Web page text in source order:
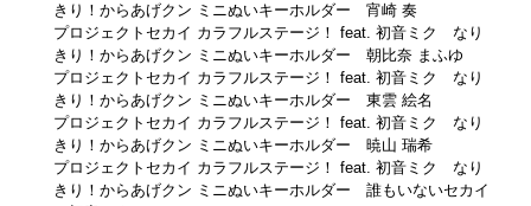
きり！からあげクン ミニぬいキーホルダー 宵崎 奏
プロジェクトセカイ カラフルステージ！ feat. 初音ミク なり
きり！からあげクン ミニぬいキーホルダー 朝比奈 まふゆ
プロジェクトセカイ カラフルステージ！ feat. 初音ミク なり
きり！からあげクン ミニぬいキーホルダー 東雲 絵名
プロジェクトセカイ カラフルステージ！ feat. 初音ミク なり
きり！からあげクン ミニぬいキーホルダー 暁山 瑞希
プロジェクトセカイ カラフルステージ！ feat. 初音ミク なり
きり！からあげクン ミニぬいキーホルダー 誰もいないセカイ